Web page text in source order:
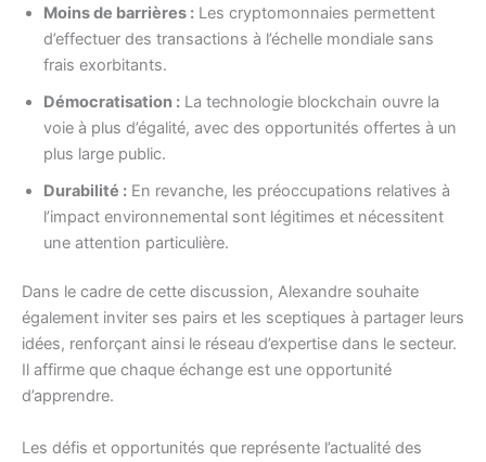
Moins de barrières : Les cryptomonnaies permettent
d’effectuer des transactions à l’échelle mondiale sans
frais exorbitants.
Démocratisation : La technologie blockchain ouvre la
voie à plus d’égalité, avec des opportunités offertes à un
plus large public.
Durabilité : En revanche, les préoccupations relatives à
l’impact environnemental sont légitimes et nécessitent
une attention particulière.
Dans le cadre de cette discussion, Alexandre souhaite
également inviter ses pairs et les sceptiques à partager leurs
idées, renforçant ainsi le réseau d’expertise dans le secteur.
Il affirme que chaque échange est une opportunité
d’apprendre.
Les défis et opportunités que représente l’actualité des